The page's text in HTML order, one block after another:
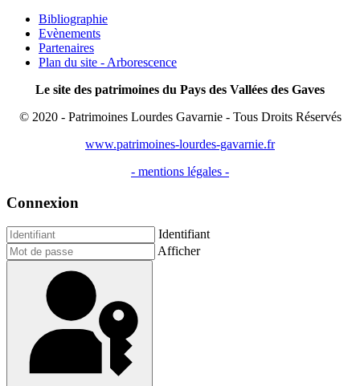
Bibliographie
Evènements
Partenaires
Plan du site - Arborescence
Le site des patrimoines du Pays des Vallées des Gaves
© 2020 - Patrimoines Lourdes Gavarnie - Tous Droits Réservés
www.patrimoines-lourdes-gavarnie.fr
- mentions légales -
Connexion
Identifiant
Afficher